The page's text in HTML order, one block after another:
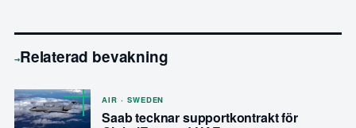
→Relaterad bevakning
AIR · SWEDEN
Saab tecknar supportkontrakt för